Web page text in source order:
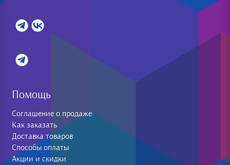
Помощь
Соглашение о продаже
Как заказать
Доставка товаров
Способы оплаты
Акции и скидки